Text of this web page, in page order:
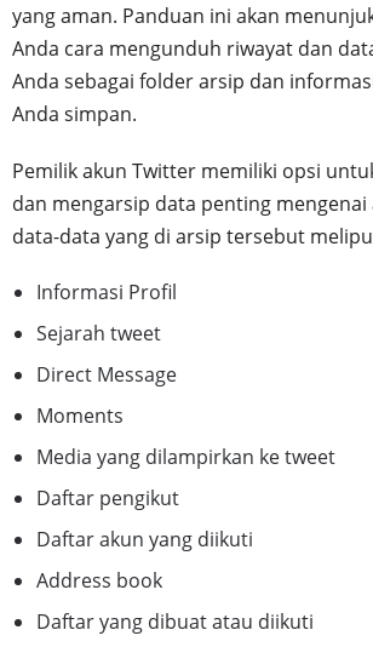
yang aman. Panduan ini akan
Anda cara mengunduh riwayat dan
Anda sebagai folder arsip dan
Anda simpan.
Pemilik akun Twitter memiliki opsi
dan mengarsip data penting mengenai
data-data yang di arsip tersebut
Informasi Profil
Sejarah tweet
Direct Message
Moments
Media yang dilampirkan ke tweet
Daftar pengikut
Daftar akun yang diikuti
Address book
Daftar yang dibuat atau diikuti